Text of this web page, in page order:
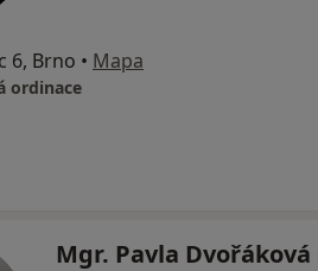
6, Brno • Mapa
ordinace
Mgr. Pavla Dvořáková